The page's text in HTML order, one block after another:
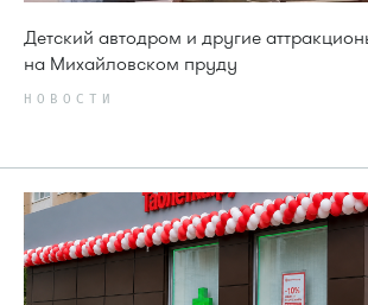
Детский автодром и другие
на Михайловском пруду
НОВОСТИ